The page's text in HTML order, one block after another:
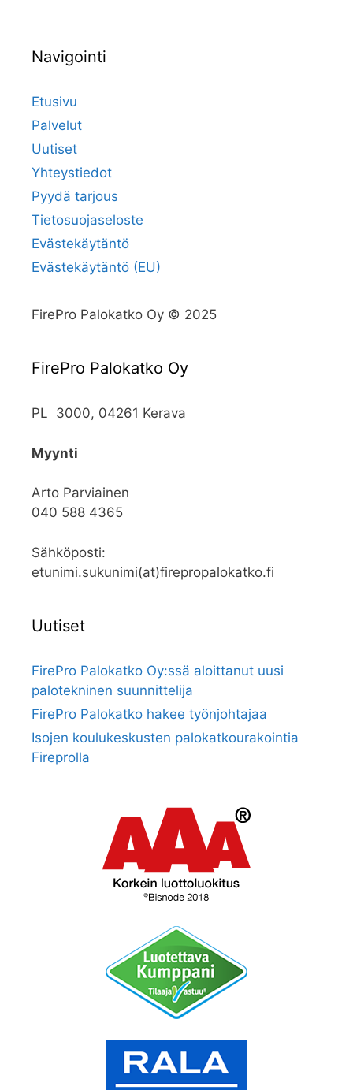
Navigointi
Etusivu
Palvelut
Uutiset
Yhteystiedot
Pyydä tarjous
Tietosuojaseloste
Evästekäytäntö
Evästekäytäntö (EU)
FirePro Palokatko Oy © 2025
FirePro Palokatko Oy
PL 3000, 04261 Kerava
Myynti
Arto Parviainen
040 588 4365
Sähköposti:
etunimi.sukunimi(at)firepropalokatko.fi
Uutiset
FirePro Palokatko Oy:ssä aloittanut uusi
palotekninen suunnittelija
FirePro Palokatko hakee työnjohtajaa
Isojen koulukeskusten palokatkourakointia
Fireprolla